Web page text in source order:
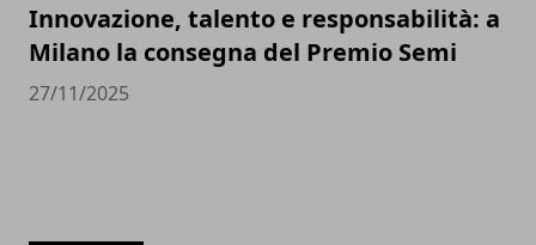
Innovazione, talento e responsabilità: a
Milano la consegna del Premio Semi
27/11/2025